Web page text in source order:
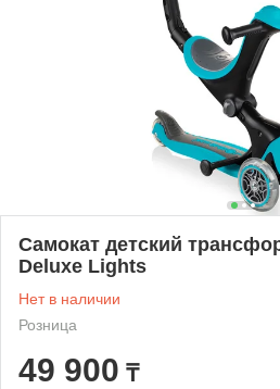
Самокат детский
Deluxe Lights
Нет в наличии
Розница
49 900 ₸